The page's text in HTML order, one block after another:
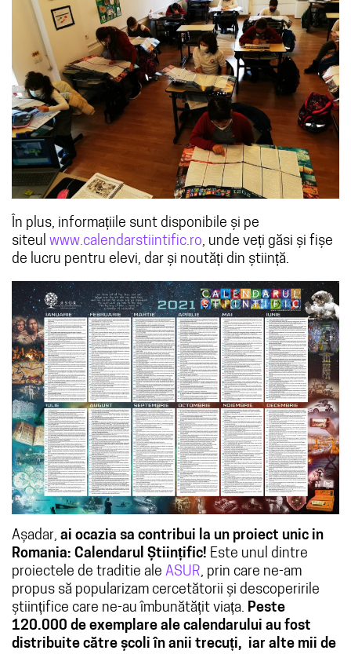
În plus, informațiile sunt disponibile și pe
siteul www.calendarstiintific.ro, unde veți găsi și fișe
de lucru pentru elevi, dar și noutăți din știință.
Așadar, ai ocazia sa contribui la un proiect unic in
Romania: Calendarul Științific! Este unul dintre
proiectele de traditie ale ASUR, prin care ne-am
propus să popularizam cercetătorii și descoperirile
științifice care ne-au îmbunătățit viața. Peste
120.000 de exemplare ale calendarului au fost
distribuite către școli în anii trecuți, iar alte mii de